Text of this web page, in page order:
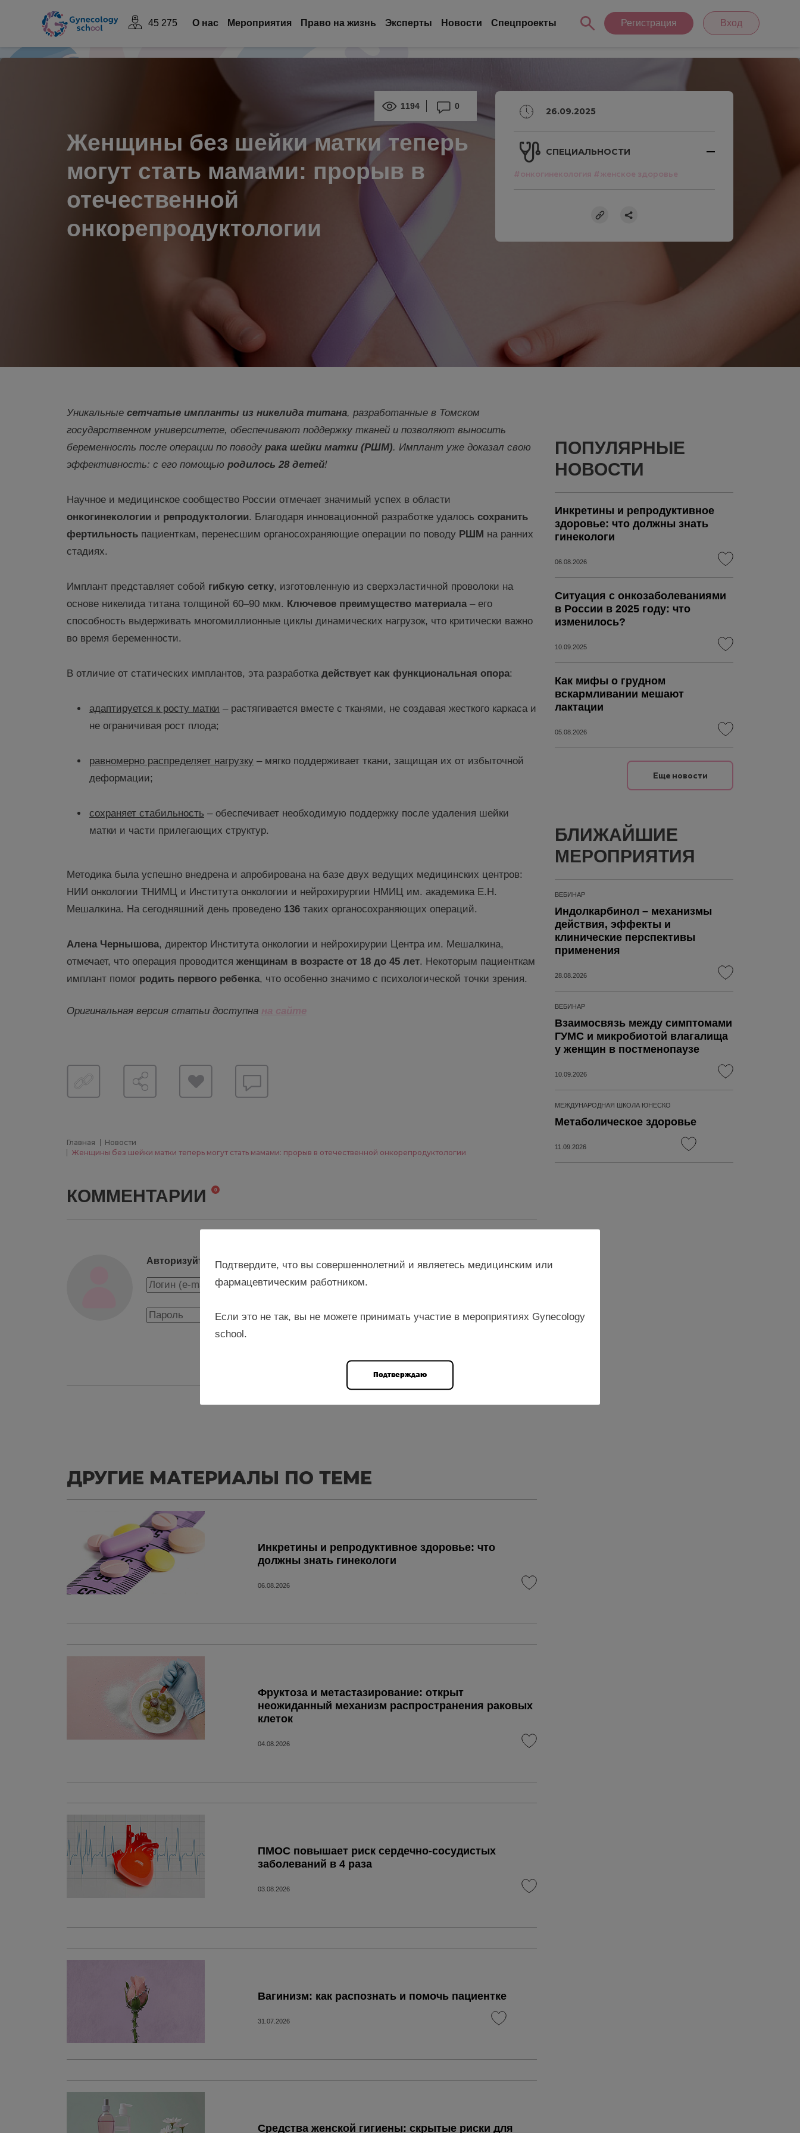
45 275 О нас Mероприятия Право на жизнь Эксперты Новости Спецпроекты Регистрация Вход
1194 0
Женщины без шейки матки теперь
могут стать мамами: прорыв в
отечественной
онкорепродуктологии
26.09.2025
СПЕЦИАЛЬНОСТИ
#онкогинекология #женское здоровье
Уникальные сетчатые импланты из никелида титана, разработанные в Томском
государственном университете, обеспечивают поддержку тканей и позволяют выносить
беременность после операции по поводу рака шейки матки (РШМ). Имплант уже доказал свою
эффективность: с его помощью родилось 28 детей!
Научное и медицинское сообщество России отмечает значимый успех в области
онкогинекологии и репродуктологии. Благодаря инновационной разработке удалось сохранить
фертильность пациенткам, перенесшим органосохраняющие операции по поводу РШМ на ранних
стадиях.
Имплант представляет собой гибкую сетку, изготовленную из сверхэластичной проволоки на
основе никелида титана толщиной 60–90 мкм. Ключевое преимущество материала – его
способность выдерживать многомиллионные циклы динамических нагрузок, что критически важно
во время беременности.
В отличие от статических имплантов, эта разработка действует как функциональная опора:
адаптируется к росту матки – растягивается вместе с тканями, не создавая жесткого каркаса и
не ограничивая рост плода;
равномерно распределяет нагрузку – мягко поддерживает ткани, защищая их от избыточной
деформации;
сохраняет стабильность – обеспечивает необходимую поддержку после удаления шейки
матки и части прилегающих структур.
Методика была успешно внедрена и апробирована на базе двух ведущих медицинских центров:
НИИ онкологии ТНИМЦ и Института онкологии и нейрохирургии НМИЦ им. академика Е.Н.
Мешалкина. На сегодняшний день проведено 136 таких органосохраняющих операций.
Алена Чернышова, директор Института онкологии и нейрохирурии Центра им. Мешалкина,
отмечает, что операция проводится женщинам в возрасте от 18 до 45 лет. Некоторым пациенткам
имплант помог родить первого ребенка, что особенно значимо с психологической точки зрения.
Оригинальная версия статьи доступна на сайте
Главная
Новости
Женщины без шейки матки теперь могут стать мамами: прорыв в отечественной онкорепродуктологии
КОММЕНТАРИИ 0
Авторизуйтесь, чтобы оставить комментарий
ДРУГИЕ МАТЕРИАЛЫ ПО ТЕМЕ
Инкретины и репродуктивное здоровье: что
должны знать гинекологи
06.08.2026
Фруктоза и метастазирование: открыт
неожиданный механизм распространения раковых
клеток
04.08.2026
ПМОС повышает риск сердечно-сосудистых
заболеваний в 4 раза
03.08.2026
Вагинизм: как распознать и помочь пациентке
31.07.2026
Средства женской гигиены: скрытые риски для
ПОПУЛЯРНЫЕ
НОВОСТИ
Инкретины и репродуктивное
здоровье: что должны знать
гинекологи
06.08.2026
Ситуация с онкозаболеваниями
в России в 2025 году: что
изменилось?
10.09.2025
Как мифы о грудном
вскармливании мешают
лактации
05.08.2026
Еще новости
БЛИЖАЙШИЕ
МЕРОПРИЯТИЯ
ВЕБИНАР
Индолкарбинол – механизмы
действия, эффекты и
клинические перспективы
применения
28.08.2026
ВЕБИНАР
Взаимосвязь между симптомами
ГУМС и микробиотой влагалища
у женщин в постменопаузе
10.09.2026
МЕЖДУНАРОДНАЯ ШКОЛА ЮНЕСКО
Метаболическое здоровье
11.09.2026
Подтвердите, что вы совершеннолетний и являетесь медицинским или
фармацевтическим работником.
Если это не так, вы не можете принимать участие в мероприятиях Gynecology
school.
Подтверждаю